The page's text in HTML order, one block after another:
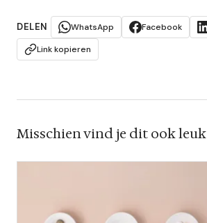
DELEN WhatsApp Facebook
Link kopieren
Misschien vind je dit ook leuk